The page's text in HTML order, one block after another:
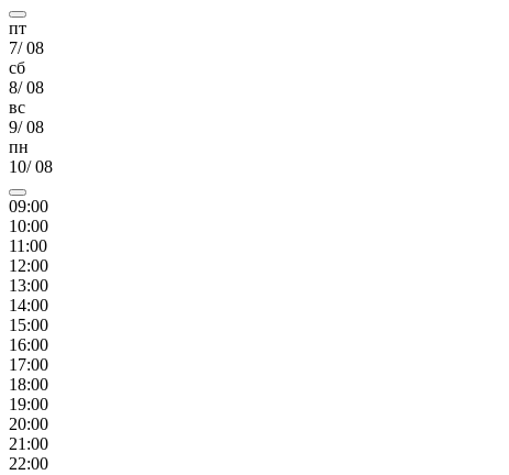
пт
7/08
сб
8/08
вс
9/08
пн
10/08
09:00
10:00
11:00
12:00
13:00
14:00
15:00
16:00
17:00
18:00
19:00
20:00
21:00
22:00